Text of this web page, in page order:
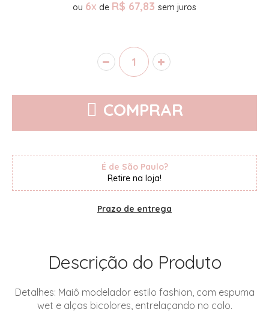
ou 6x de R$ 67,83
COMPRAR
É de São Paulo?
Retire na loja!
Prazo de entrega
Descrição do Produto
Detalhes: Maiô modelador estilo fashion, com espuma
wet e alças bicolores, entrelaçando no colo.